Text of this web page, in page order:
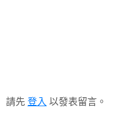
請先 登入 以發表留言。